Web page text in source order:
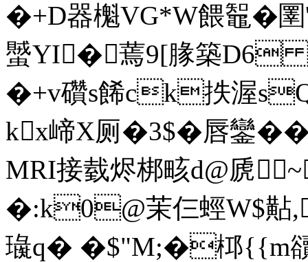
�+D器櫆VG*W餵鼅�圛'\
蠈YI�蔫9[腞築D6
�+v礸s餙ck抶渥sQ
kx崹X厕�3$�唇鑾
MRI接臷烬梆畡d@虒
�:k0@茉仨蛵W$黇
璏q� �$"M;�桏{{m